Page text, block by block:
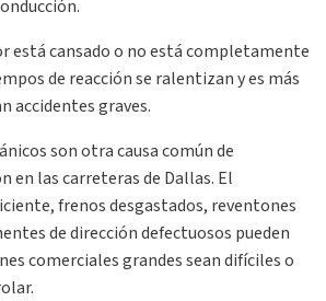
está cansado o no está completamente
de reacción se ralentizan y es más
accidentes graves.
son otra causa común de
en las carreteras de Dallas. El
frenos desgastados, reventones
de dirección defectuosos pueden
comerciales grandes sean difíciles o